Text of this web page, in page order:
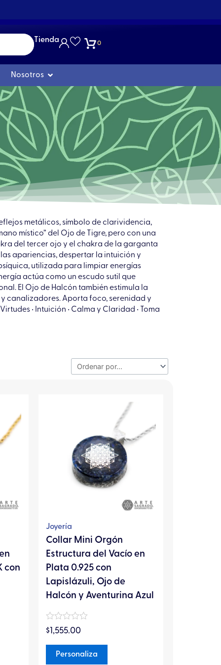
Tienda 0
Nosotros Abrir Nosotros
metálicos, símbolo de clarividencia,
místico” del Ojo de Tigre, pero con una
del tercer ojo y el chakra de la garganta
apariencias, despertar la intuición y
utilizada para limpiar energías
actúa como un escudo sutil que
El Ojo de Halcón también estimula la
canalizadores. Aporta foco, serenidad y
• Intuición • Calma y Claridad • Toma
con
Joyería
Collar Mini Orgón
Estructura del Vacío en
Plata 0.925 con
Lapislázuli, Ojo de
Halcón y Aventurina Azul
$ 1,555.00
Personaliza
producto
tiene
múltiples
variantes.
Las
opciones
pueden
en
la
página
de
producto
Valorado
en
0